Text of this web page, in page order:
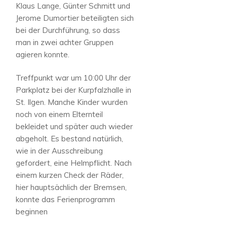
Klaus Lange, Günter Schmitt und
Jerome Dumortier beteiligten sich
bei der Durchführung, so dass
man in zwei achter Gruppen
agieren konnte.
Treffpunkt war um 10:00 Uhr der
Parkplatz bei der Kurpfalzhalle in
St. Ilgen. Manche Kinder wurden
noch von einem Elternteil
bekleidet und später auch wieder
abgeholt. Es bestand natürlich,
wie in der Ausschreibung
gefordert, eine Helmpflicht. Nach
einem kurzen Check der Räder,
hier hauptsächlich der Bremsen,
konnte das Ferienprogramm
beginnen